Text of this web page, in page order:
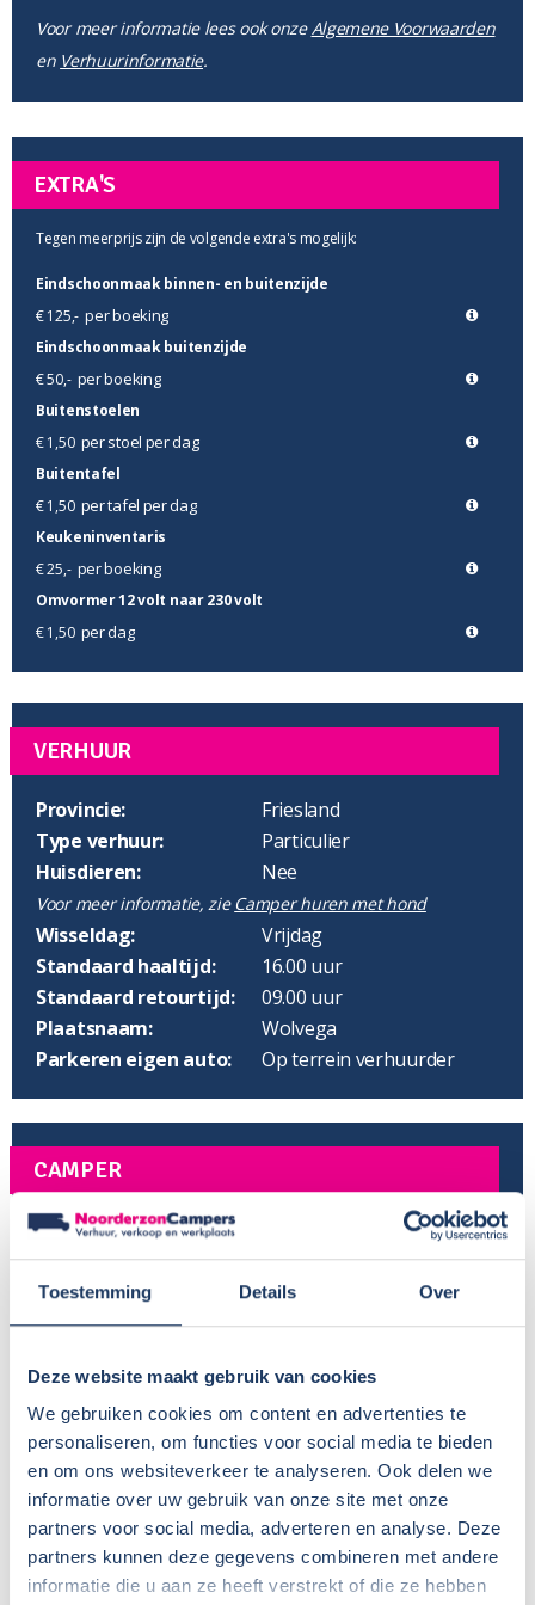
Toestemming Details Over
Deze website maakt gebruik van cookies
We gebruiken cookies om content en advertenties te
personaliseren, om functies voor social media te bieden
en om ons websiteverkeer te analyseren. Ook delen we
informatie over uw gebruik van onze site met onze
partners voor social media, adverteren en analyse. Deze
partners kunnen deze gegevens combineren met andere
informatie die u aan ze heeft verstrekt of die ze hebben
Voor meer informatie lees ook onzeAlgemene Voorwaarden
en Verhuurinformatie.
EXTRA'S
Tegen meerprijs zijn de volgende extra's mogelijk:
Eindschoonmaak binnen- en buitenzijde
€ 125,-per boeking
Eindschoonmaak buitenzijde
€ 50,- per boeking
Buitenstoelen
€ 1,50 per stoel per dag
Buitentafel
€ 1,50 per tafel per dag
Keukeninventaris
€ 25,- per boeking
Omvormer 12 volt naar 230 volt
€ 1,50 per dag
VERHUUR
Provincie:
Friesland
Type verhuur:
Particulier
Huisdieren:
Nee
Voor meer informatie, zie Camper huren met hond
Wisseldag:
Vrijdag
Standaard haaltijd:
16.00 uur
Standaard retourtijd:
09.00 uur
Plaatsnaam:
Wolvega
Parkeren eigen auto:
Op terrein verhuurder
CAMPER
Bouwjaar:
Onderstel:
Fiat Ducato
Motor:
140 pk
Versnellingen:
9
Max. gewicht:
3500 kg
Rijbewijs:
B
Transmissie:
Automaat
Aantal zitplaatsen:
4
Zitplaatsen met gordel:4
Isofix:
Aantal slaapplaatsen:
2